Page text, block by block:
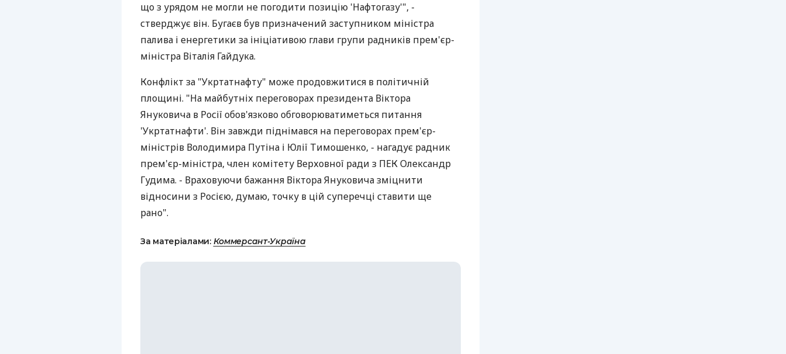
що з урядом не могли не погодити позицію 'Нафтогазу'", -
стверджує він. Бугаєв був призначений заступником міністра
палива і енергетики за ініціативою глави групи радників прем'єр-
міністра Віталія Гайдука.
Конфлікт за "Укртатнафту" може продовжитися в політичній
площині. "На майбутніх переговорах президента Віктора
Януковича в Росії обов'язково обговорюватиметься питання
'Укртатнафти'. Він завжди піднімався на переговорах прем'єр-
міністрів Володимира Путіна і Юлії Тимошенко, - нагадує радник
прем'єр-міністра, член комітету Верховної ради з ПЕК Олександр
Гудима. - Враховуючи бажання Віктора Януковича зміцнити
відносини з Росією, думаю, точку в цій суперечці ставити ще
рано".
За матеріалами: Коммерсант-Україна